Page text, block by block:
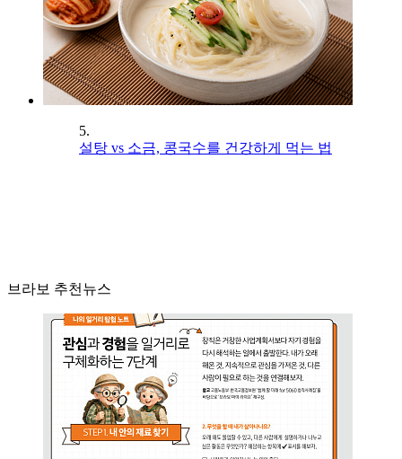
5.
설탕 vs 소금, 콩국수를 건강하게 먹는 법
브라보 추천뉴스